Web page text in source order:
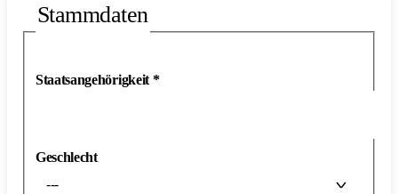
Stammdaten
Staatsangehörigkeit *
Geschlecht
---